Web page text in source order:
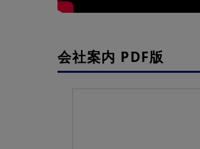
会社案内 PDF版